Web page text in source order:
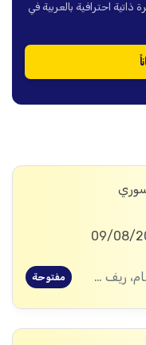
احترافية بالعربية في
معضمية الشام، ريف دمشق مفتوحة